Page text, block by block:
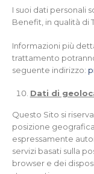
I suoi dati personali
Benefit, in qualità di
Informazioni più
trattamento
seguente indirizzo:
Dati di
Questo Sito si
posizione
espressamente
servizi basati sulla
browser e dei